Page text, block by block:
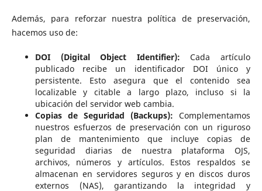
Además, para reforzar nuestra política de preservación,
hacemos uso de:
DOI (Digital Object Identifier): Cada artículo
publicado recibe un identificador DOI único y
persistente. Esto asegura que el contenido sea
localizable y citable a largo plazo, incluso si la
ubicación del servidor web cambia.
Copias de Seguridad (Backups): Complementamos
nuestros esfuerzos de preservación con un riguroso
plan de mantenimiento que incluye copias de
seguridad diarias de nuestra plataforma OJS,
archivos, números y artículos. Estos respaldos se
almacenan en servidores seguros y en discos duros
externos (NAS), garantizando la integridad y